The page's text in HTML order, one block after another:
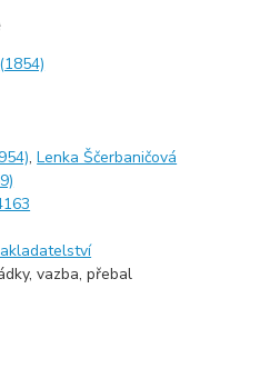
,Lenka Ščerbaničová
vazba, přebal